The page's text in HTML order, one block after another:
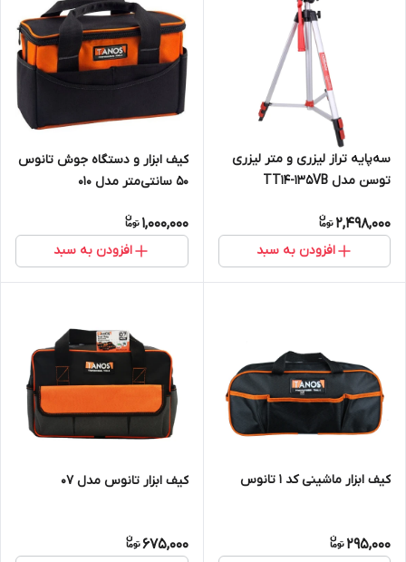
سه‌پایه تراز لیزری و متر لیزری
توسن مدل TT14-135VB
2,498,000
افزودن به سبد
کیف ابزار و دستگاه جوش تانوس
50 سانتی‌متر مدل 010
1,000,000
افزودن به سبد
کیف ابزار ماشینی کد 1 تانوس
295,000
کیف ابزار تانوس مدل 07
675,000